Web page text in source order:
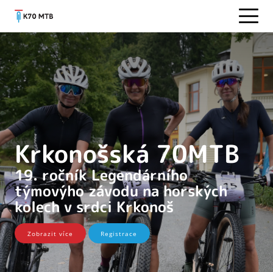
Krkonošská 70MTB
19. ročník Legendárního
týmovýho závodu na horských
kolech v srdci Krkonoš
Zobrazit více Registrace